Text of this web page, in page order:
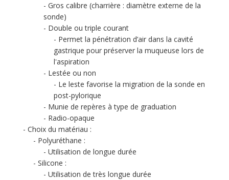
Gros calibre (charrière : diamètre externe de la
sonde)
Double ou triple courant
Permet la pénétration d’air dans la cavité
gastrique pour préserver la muqueuse lors de
l'aspiration
Lestée ou non
Le leste favorise la migration de la sonde en
post-pylorique
Munie de repères à type de graduation
Radio-opaque
Choix du matériau :
Polyuréthane :
Utilisation de longue durée
Silicone :
Utilisation de très longue durée